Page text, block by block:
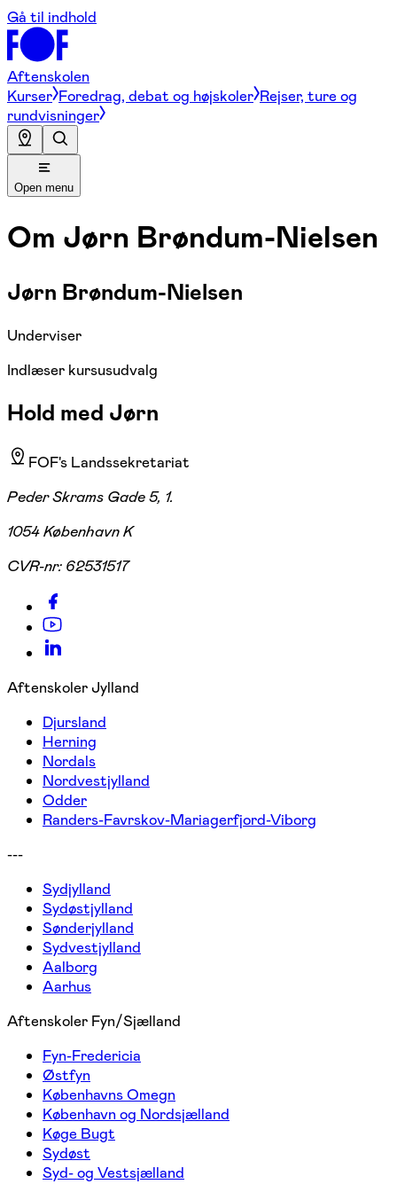
Gå til indhold
Aftenskolen
Kurser Foredrag, debat og højskoler Rejser, ture og
rundvisninger
Open menu
Om Jørn Brøndum-Nielsen
Jørn Brøndum-Nielsen
Underviser
Indlæser kursusudvalg
Hold med Jørn
FOF's Landssekretariat
Peder Skrams Gade 5, 1.
1054 København K
CVR-nr: 62531517
Aftenskoler Jylland
Djursland
Herning
Nordals
Nordvestjylland
Odder
Randers-Favrskov-Mariagerfjord-Viborg
---
Sydjylland
Sydøstjylland
Sønderjylland
Sydvestjylland
Aalborg
Aarhus
Aftenskoler Fyn/Sjælland
Fyn-Fredericia
Østfyn
Københavns Omegn
København og Nordsjælland
Køge Bugt
Sydøst
Syd- og Vestsjælland